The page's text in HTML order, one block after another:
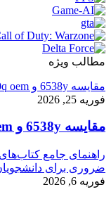
مطالب ویژه
مقایسه 6538y و intel xeon platinum 8470q oem
فوریه 25, 2026
مقایسه 6538y و intel xeon platinum 8470q oem
راهنمای جامع
ضروری برای
فوریه 6, 2026